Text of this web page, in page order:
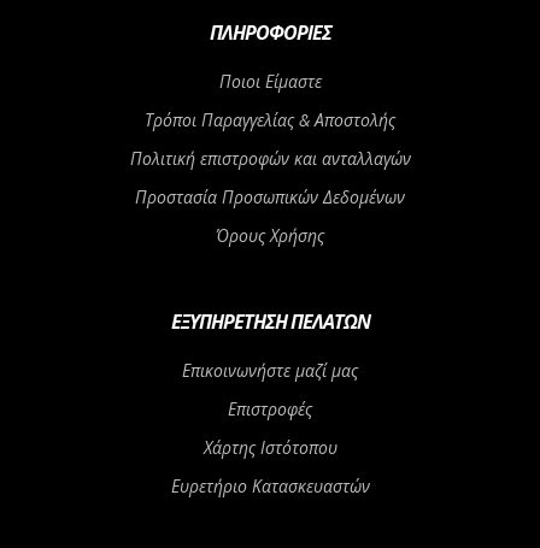
ΠΛΗΡΟΦΟΡΊΕΣ
Ποιοι Είμαστε
Τρόποι Παραγγελίας & Αποστολής
Πολιτική επιστροφών και ανταλλαγών
Προστασία Προσωπικών Δεδομένων
Όρους Χρήσης
ΕΞΥΠΗΡΈΤΗΣΗ ΠΕΛΑΤΏΝ
Επικοινωνήστε μαζί μας
Επιστροφές
Χάρτης Ιστότοπου
Ευρετήριο Κατασκευαστών